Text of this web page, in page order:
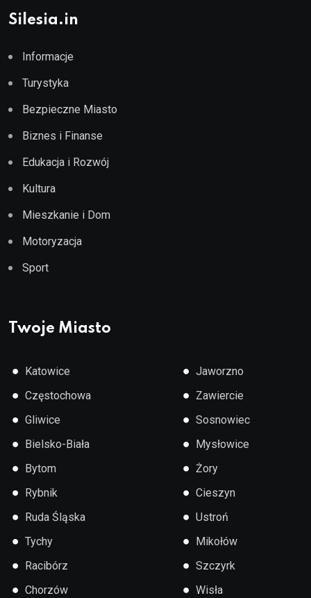
Silesia.in
Informacje
Turystyka
Bezpieczne Miasto
Biznes i Finanse
Edukacja i Rozwój
Kultura
Mieszkanie i Dom
Motoryzacja
Sport
Twoje Miasto
● Katowice
● Częstochowa
● Gliwice
● Bielsko-Biała
● Bytom
● Rybnik
● Ruda Śląska
● Tychy
● Racibórz
● Chorzów
● Jaworzno
● Zawiercie
● Sosnowiec
● Mysłowice
● Żory
● Cieszyn
● Ustroń
● Mikołów
● Szczyrk
● Wisła